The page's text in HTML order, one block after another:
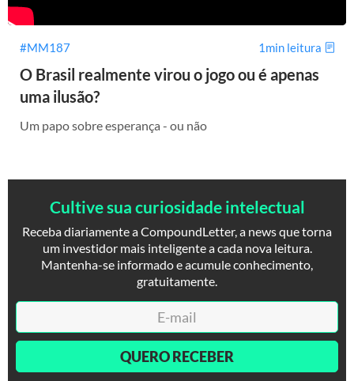
#MM187 1min leitura
O Brasil realmente virou o jogo ou é apenas
uma ilusão?
Um papo sobre esperança - ou não
Cultive sua curiosidade intelectual
Receba diariamente a CompoundLetter, a news que torna
um investidor mais inteligente a cada nova leitura.
Mantenha-se informado e acumule conhecimento,
gratuitamente.
QUERO RECEBER